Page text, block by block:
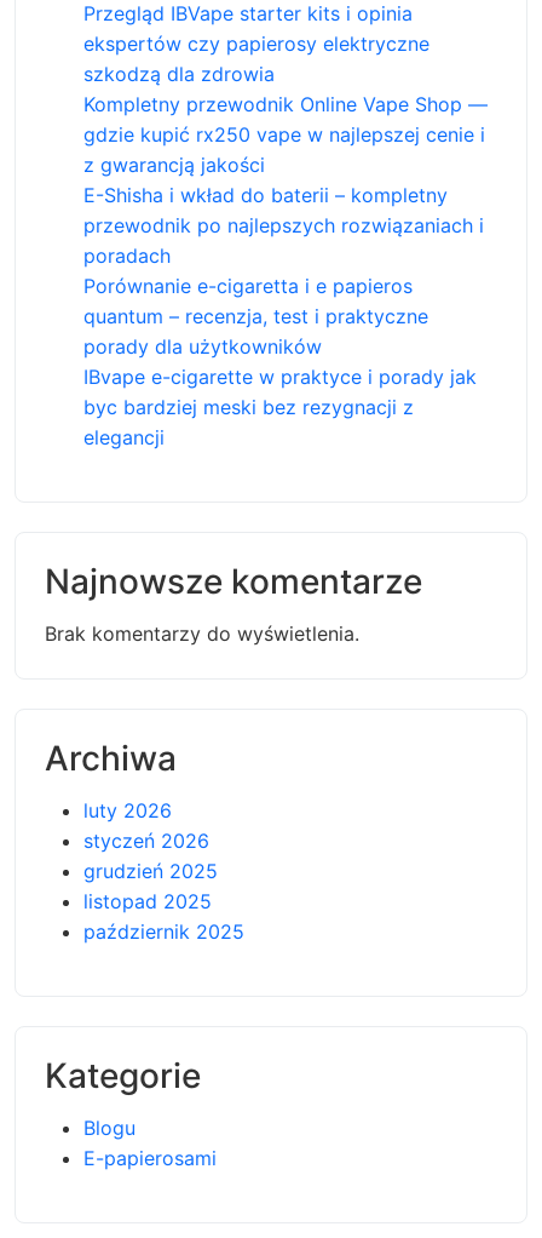
Przegląd IBVape starter kits i opinia
ekspertów czy papierosy elektryczne
szkodzą dla zdrowia
Kompletny przewodnik Online Vape Shop —
gdzie kupić rx250 vape w najlepszej cenie i
z gwarancją jakości
E-Shisha i wkład do baterii – kompletny
przewodnik po najlepszych rozwiązaniach i
poradach
Porównanie e-cigaretta i e papieros
quantum – recenzja, test i praktyczne
porady dla użytkowników
IBvape e-cigarette w praktyce i porady jak
byc bardziej meski bez rezygnacji z
elegancji
Najnowsze komentarze
Brak komentarzy do wyświetlenia.
Archiwa
luty 2026
styczeń 2026
grudzień 2025
listopad 2025
październik 2025
Kategorie
Blogu
E-papierosami